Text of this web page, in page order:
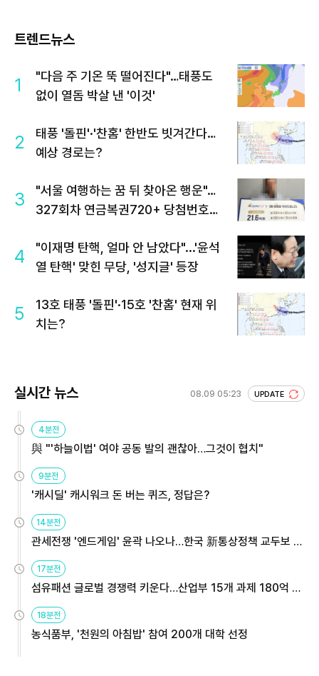
트렌드뉴스
1
"다음 주 기온 뚝 떨어진다"…태풍도
없이 열돔 박살 낸 '이것'
2
태풍 '돌핀'·'찬홈' 한반도 빗겨간다…
예상 경로는?
3
"서울 여행하는 꿈 뒤 찾아온 행운"…
327회차 연금복권720+ 당첨번호조
4
"이재명 탄핵, 얼마 안 남았다"...'윤석
열 탄핵' 맞힌 무당, '성지글' 등장
5
13호 태풍 '돌핀'·15호 '찬홈' 현재 위
치는?
실시간 뉴스 08.09 05:23 UPDATE
4분전
與 "'하늘이법' 여야 공동 발의 괜찮아…그것이 협치"
9분전
'캐시딜' 캐시워크 돈 버는 퀴즈, 정답은?
14분전
관세전쟁 '엔드게임' 윤곽 나오나…한국 新통상정책 교두보 활
17분전
섬유패션 글로벌 경쟁력 키운다…산업부 15개 과제 180억 지
18분전
농식품부, '천원의 아침밥' 참여 200개 대학 선정